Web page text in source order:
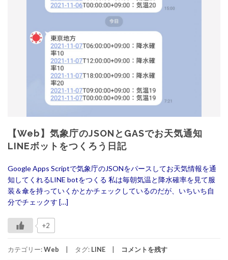
【Web】気象庁のJSONとGASでお天気通知
LINEボットをつくろう日記
Google Apps Scriptで気象庁のJSONをパースしてお天気情報を通
知してくれるLINE botをつくる 私は毎朝気温と降水確率を見て服
装＆傘を持っていくかとかチェックしているのだが、いちいち自
分でチェックす […]
+2
カテゴリー:Web タグ: LINE コメントを残す